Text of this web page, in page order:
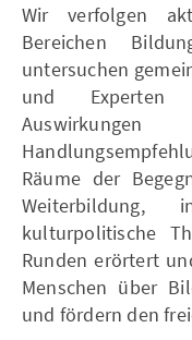
Wir verfolgen
Bereichen
untersuchen
und Experten
Räume der
kulturpolitische
Runden erörtert
Menschen über
und fördern den